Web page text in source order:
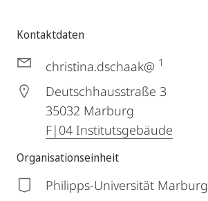
Kontaktdaten
christina.dschaak@ 1
Deutschhausstraße 3
35032 Marburg
F|04 Institutsgebäude
Organisationseinheit
Philipps-Universität Marburg